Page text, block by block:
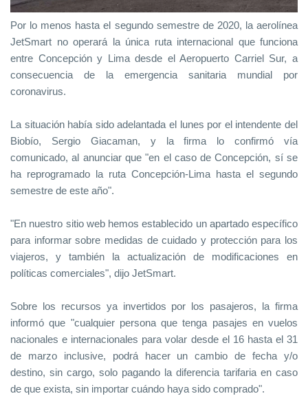
Por lo menos hasta el segundo semestre de 2020, la aerolínea
JetSmart no operará la única ruta internacional que funciona
entre Concepción y Lima desde el Aeropuerto Carriel Sur, a
consecuencia de la emergencia sanitaria mundial por
coronavirus.
La situación había sido adelantada el lunes por el intendente del
Biobío, Sergio Giacaman, y la firma lo confirmó vía
comunicado, al anunciar que "en el caso de Concepción, sí se
ha reprogramado la ruta Concepción-Lima hasta el segundo
semestre de este año".
"En nuestro sitio web hemos establecido un apartado específico
para informar sobre medidas de cuidado y protección para los
viajeros, y también la actualización de modificaciones en
políticas comerciales", dijo JetSmart.
Sobre los recursos ya invertidos por los pasajeros, la firma
informó que "cualquier persona que tenga pasajes en vuelos
nacionales e internacionales para volar desde el 16 hasta el 31
de marzo inclusive, podrá hacer un cambio de fecha y/o
destino, sin cargo, solo pagando la diferencia tarifaria en caso
de que exista, sin importar cuándo haya sido comprado".